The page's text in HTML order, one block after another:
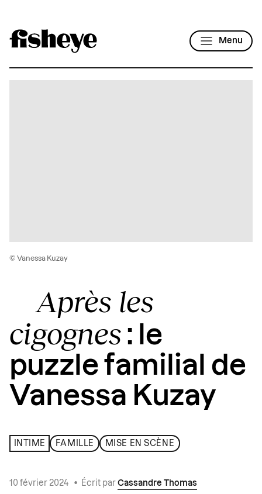
Menu
Après les
cigognes : le
puzzle familial de
Vanessa Kuzay
INTIME FAMILLE MISE EN SCÈNE
10 février 2024 • Écrit par Cassandre Thomas
© Vanessa Kuzay